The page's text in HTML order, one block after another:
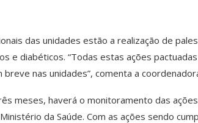
das unidades estão a realização de
e diabéticos. “Todas estas ações
nas unidades”, comenta a
meses, haverá o monitoramento das
da Saúde. Com as ações sendo